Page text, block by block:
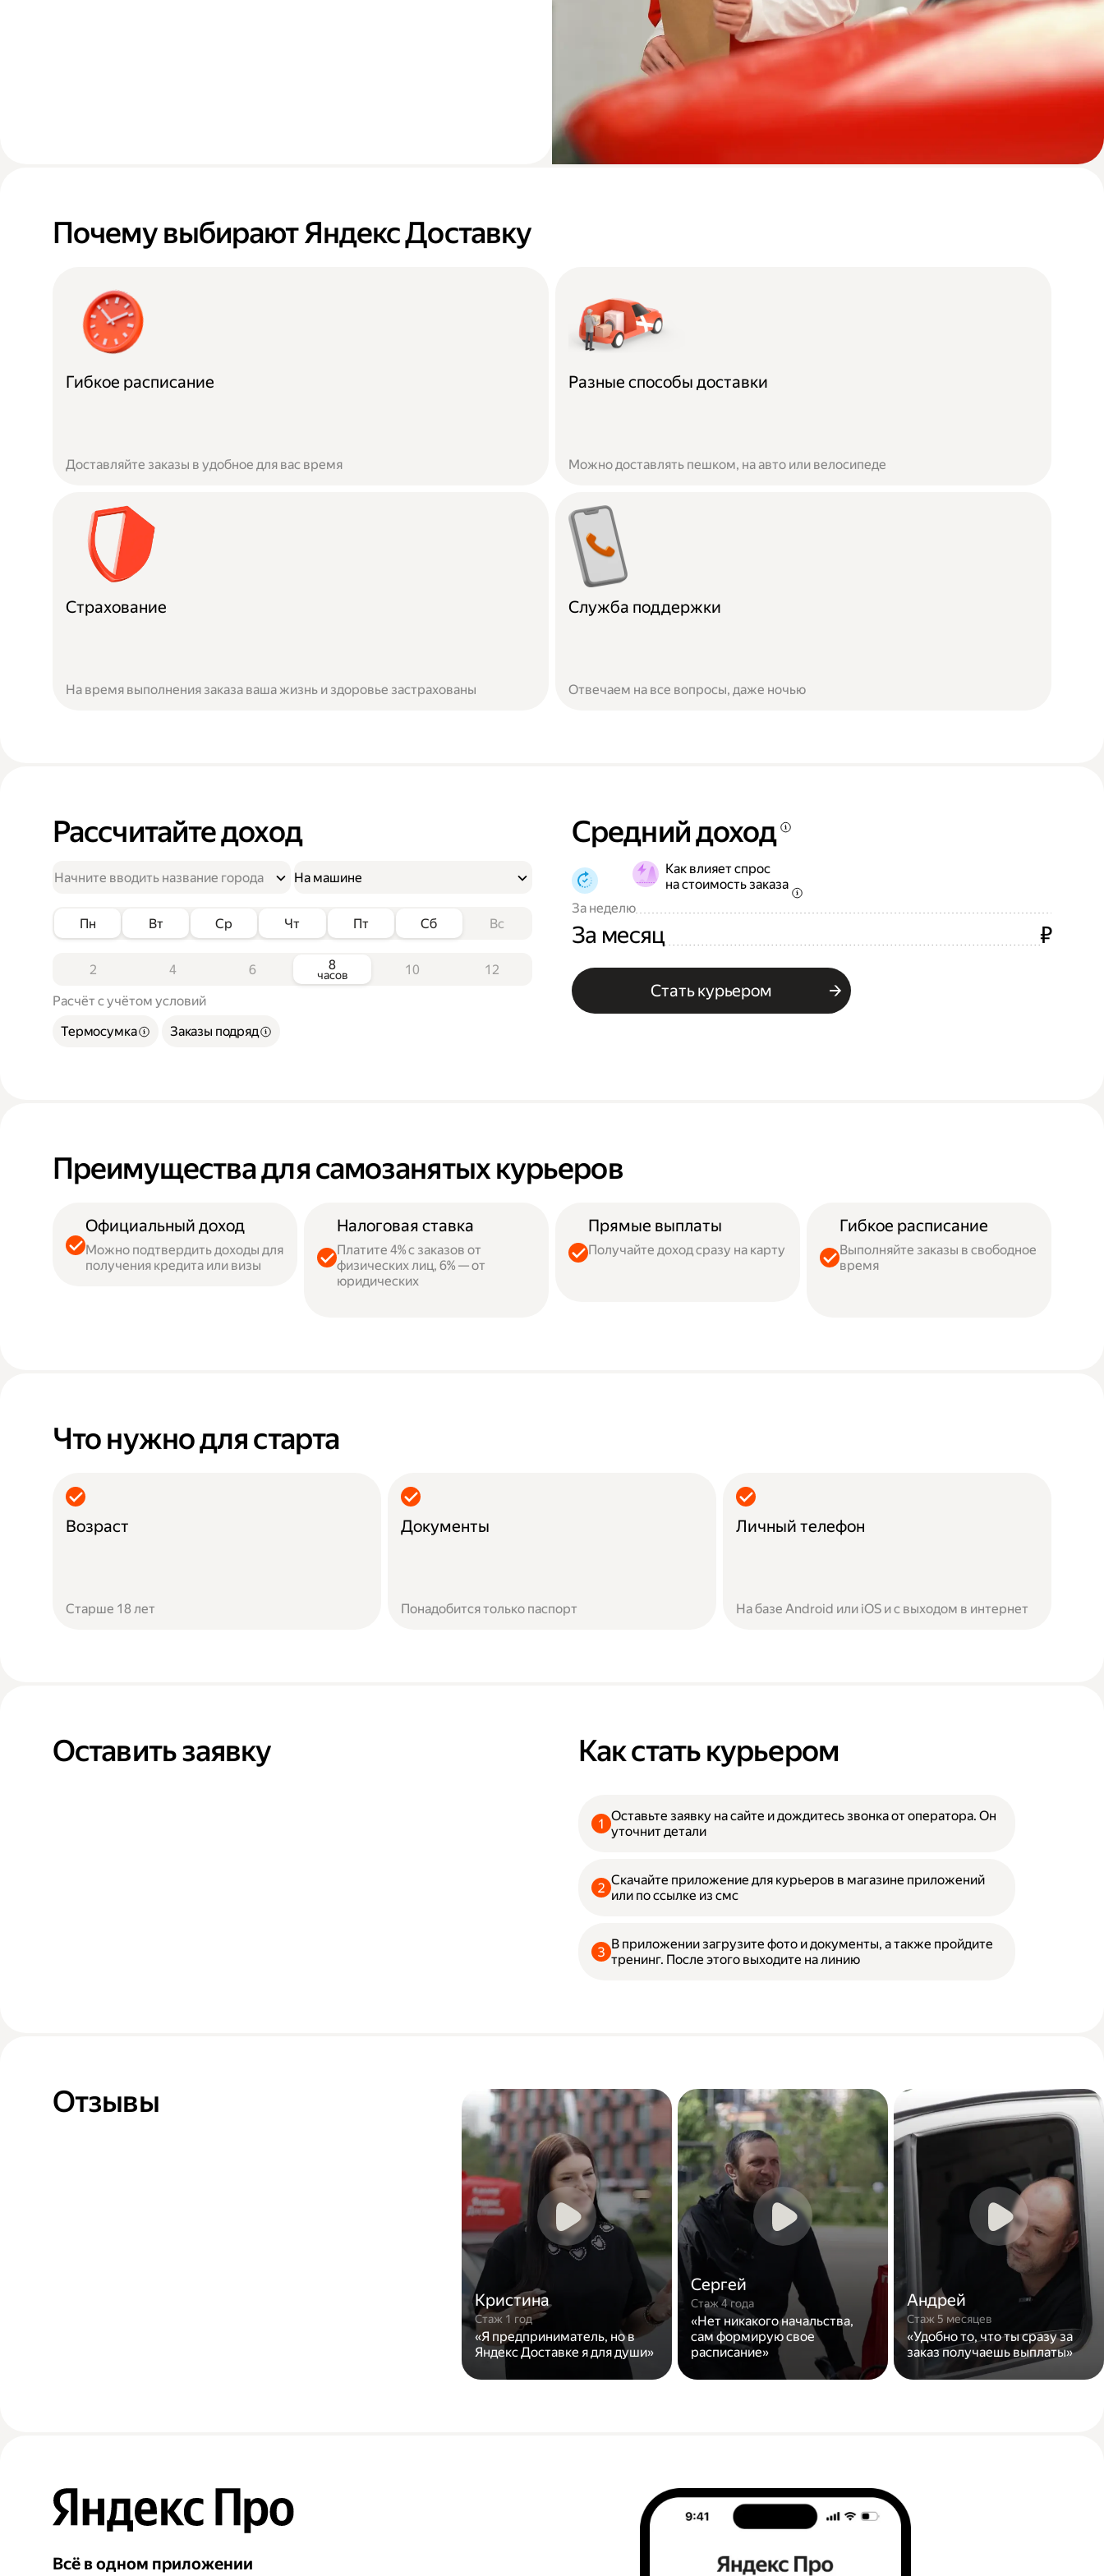
Почему выбирают Яндекс Доставку
Гибкое расписание
Доставляйте заказы в удобное для вас время
Разные способы доставки
Можно доставлять пешком, на авто или велосипеде
Страхование
На время выполнения заказа ваша жизнь и здоровье застрахованы
Служба поддержки
Отвечаем на все вопросы, даже ночью
Рассчитайте доход
На машине
Пн Вт Ср Чт Пт Сб Вс
2 4 6 8
часов 10 12
Расчёт с учётом условий
Термосумка
Заказы подряд
Средний доход
Как влияет спрос
на стоимость заказа
За неделю
За месяц ₽
Стать курьером
Преимущества для самозанятых курьеров
Официальный доход
Можно подтвердить доходы для
получения кредита или визы
Налоговая ставка
Платите 4% с заказов от
физических лиц, 6% — от
юридических
Прямые выплаты
Получайте доход сразу на карту
Гибкое расписание
Выполняйте заказы в свободное
время
Что нужно для старта
Возраст
Старше 18 лет
Документы
Понадобится только паспорт
Личный телефон
На базе Android или iOS и с выходом в интернет
Оставить заявку Как стать курьером
Оставьте заявку на сайте и дождитесь звонка от оператора. Он
уточнит детали
Скачайте приложение для курьеров в магазине приложений
или по ссылке из смс
В приложении загрузите фото и документы, а также пройдите
тренинг. После этого выходите на линию
Отзывы
Кристина
Стаж 1 год
«Я предприниматель, но в
Яндекс Доставке я для души»
Сергей
Стаж 4 года
«Нет никакого начальства,
сам формирую свое
расписание»
Андрей
Стаж 5 месяцев
«Удобно то, что ты сразу за
заказ получаешь выплаты»
Всё в одном приложении